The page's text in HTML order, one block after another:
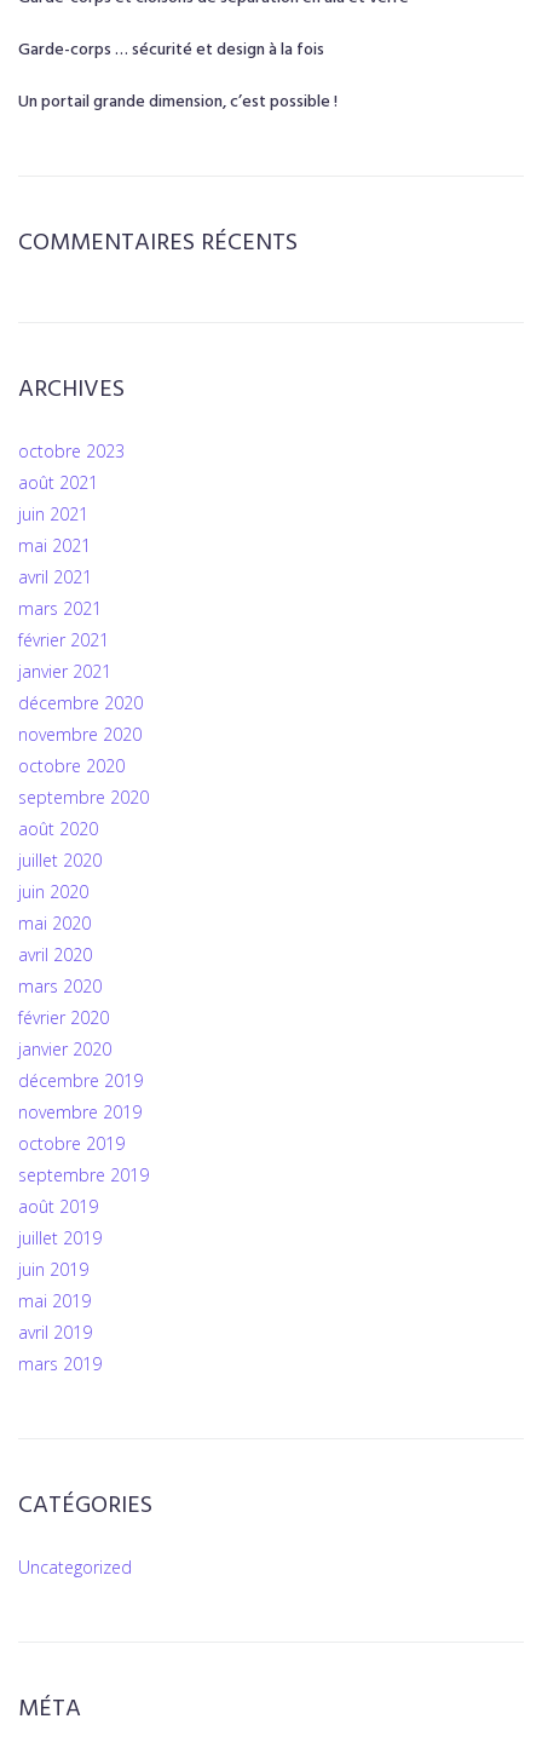
Garde-corps … sécurité et design à la fois
Un portail grande dimension, c’est possible !
COMMENTAIRES RÉCENTS
ARCHIVES
octobre 2023
août 2021
juin 2021
mai 2021
avril 2021
mars 2021
février 2021
janvier 2021
décembre 2020
novembre 2020
octobre 2020
septembre 2020
août 2020
juillet 2020
juin 2020
mai 2020
avril 2020
mars 2020
février 2020
janvier 2020
décembre 2019
novembre 2019
octobre 2019
septembre 2019
août 2019
juillet 2019
juin 2019
mai 2019
avril 2019
mars 2019
CATÉGORIES
Uncategorized
MÉTA